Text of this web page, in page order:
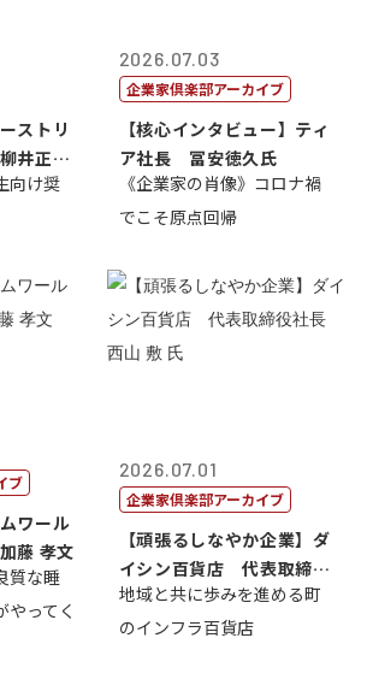
ストリ
柳井正
向け奨
2026.07.03
企業家倶楽部アーカイブ
【核心インタビュー】ティ
ア社長 冨安徳久氏
《企業家の肖像》コロナ禍
でこそ原点回帰
ブ
ワール
藤 孝文
質な睡
やってく
2026.07.01
企業家倶楽部アーカイブ
【頑張るしなやか企業】ダ
イシン百貨店 代表取締役
社長 西山 ...
地域と共に歩みを進める町
のインフラ百貨店